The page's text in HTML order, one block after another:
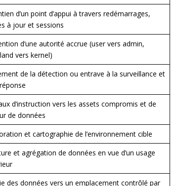
d’un point d’appui à travers redémarrages,
à jour et sessions
d’une autorité accrue (user vers admin,
vers kernel)
de la détection ou entrave à la surveillance et
d’instruction vers les assets compromis et de
de données
et cartographie de l’environnement cible
et agrégation de données en vue d’un usage
des données vers un emplacement contrôlé par